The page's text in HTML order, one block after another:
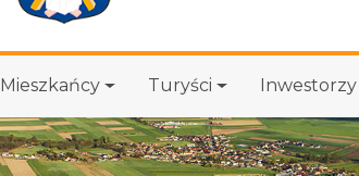
Mieszkańcy Turyści Inwestorzy